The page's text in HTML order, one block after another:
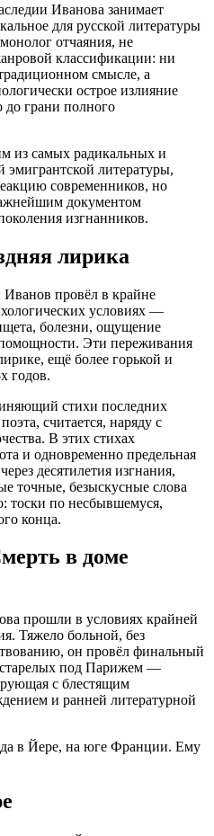
Иванова занимает
для русской литературы
отчаяния, не
классификации: ни
смысле, а
острое излияние
до грани полного
из самых радикальных и
литературы,
современников, но
документом
изгнанников.
лирика
провёл в крайне
условиях —
болезни, ощущение
Эти переживания
ещё более горькой и
годов.
стихи последних
считается, наряду с
В этих стихах
и одновременно предельная
десятилетия изгнания,
точные, безыскусные слова
тоски по несбывшемуся,
конца.
в доме
прошли в условиях крайней
Тяжело больной, без
он провёл финальный
под Парижем —
с блестящим
и ранней литературной
в Йере, на юге Франции. Ему